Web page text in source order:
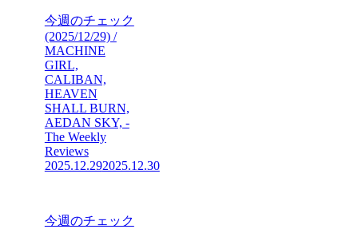
今週のチェック
(2025/12/29) /
MACHINE
GIRL,
CALIBAN,
HEAVEN
SHALL BURN,
AEDAN SKY, -
The Weekly
Reviews
2025.12.292025.12.30
今週のチェック